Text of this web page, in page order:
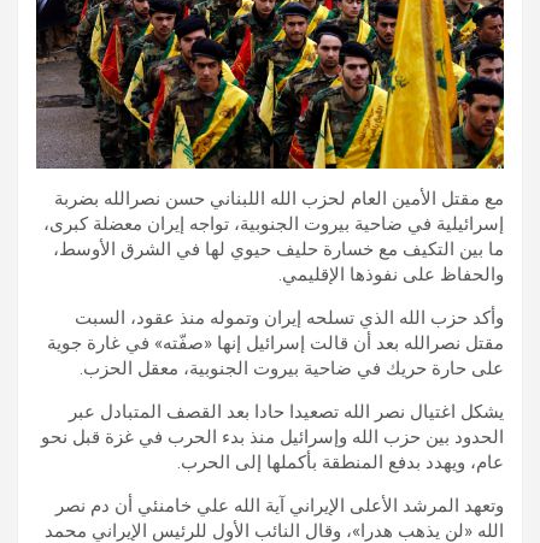
مع مقتل الأمين العام لحزب الله اللبناني حسن نصرالله بضربة
إسرائيلية في ضاحية بيروت الجنوبية، تواجه إيران معضلة كبرى،
ما بين التكيف مع خسارة حليف حيوي لها في الشرق الأوسط،
والحفاظ على نفوذها الإقليمي.
وأكد حزب الله الذي تسلحه إيران وتموله منذ عقود، السبت
مقتل نصرالله بعد أن قالت إسرائيل إنها «صفّته» في غارة جوية
على حارة حريك في ضاحية بيروت الجنوبية، معقل الحزب.
يشكل اغتيال نصر الله تصعيدا حادا بعد القصف المتبادل عبر
الحدود بين حزب الله وإسرائيل منذ بدء الحرب في غزة قبل نحو
عام، ويهدد بدفع المنطقة بأكملها إلى الحرب.
وتعهد المرشد الأعلى الإيراني آية الله علي خامنئي أن دم نصر
الله «لن يذهب هدرا»، وقال النائب الأول للرئيس الإيراني محمد